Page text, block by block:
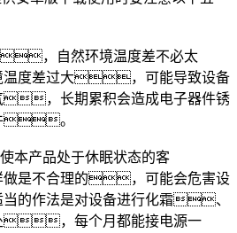
，自然环境温度差不必太
度差过大，可能导致设备
，长期累积会造成电子器件锈
。
产品处于休眠状态的客
是不合理的，可能会危害设
的作法是对设备进行化霜、
，每个月都能接电源一